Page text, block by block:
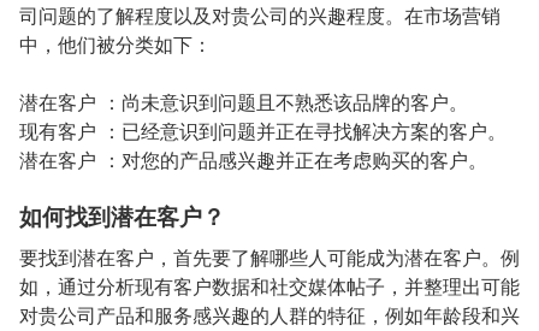
司问题的了解程度以及对贵公司的兴趣程度。在市场营销
中，他们被分类如下：
潜在客户 ：尚未意识到问题且不熟悉该品牌的客户。
现有客户 ：已经意识到问题并正在寻找解决方案的客户。
潜在客户 ：对您的产品感兴趣并正在考虑购买的客户。
如何找到潜在客户？
要找到潜在客户，首先要了解哪些人可能成为潜在客户。例
如，通过分析现有客户数据和社交媒体帖子，并整理出可能
对贵公司产品和服务感兴趣的人群的特征，例如年龄段和兴